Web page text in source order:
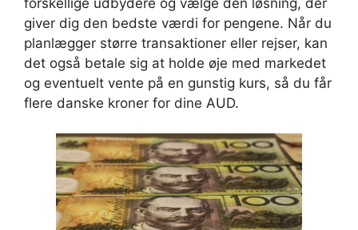
giver dig den bedste værdi for pengene. Når du
planlægger større transaktioner eller rejser, kan
det også betale sig at holde øje med markedet
og eventuelt vente på en gunstig kurs, så du får
flere danske kroner for dine AUD.